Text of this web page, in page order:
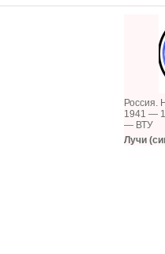
Россия.
1941 —
— ВТУ
Лучи